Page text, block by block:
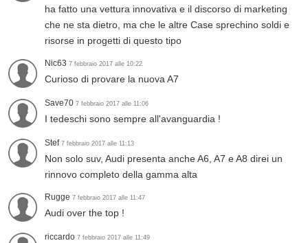
ha fatto una vettura innovativa e il discorso di marketing
che ne sta dietro, ma che le altre Case sprechino soldi e
risorse in progetti di questo tipo
Nic63 7 febbraio 2017 alle 10:22
Curioso di provare la nuova A7
Save70 7 febbraio 2017 alle 11:06
I tedeschi sono sempre all'avanguardia !
Stef 7 febbraio 2017 alle 11:13
Non solo suv, Audi presenta anche A6, A7 e A8 direi un
rinnovo completo della gamma alta
Rugge 7 febbraio 2017 alle 11:47
Audi over the top !
riccardo 7 febbraio 2017 alle 11:49